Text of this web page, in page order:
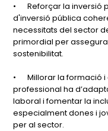
•
Reforçar la inversió
d'inversió pública
necessitats del sector
primordial per
sostenibilitat.
•
Millorar la formació
professional ha
laboral i fomentar la
especialment dones i
per al sector.